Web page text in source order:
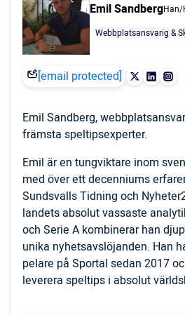
Emil SandbergHan/
Webbplatsansvarig &
[email protected]
Emil Sandberg,
främsta speltipsexperter.
Emil är en tungviktare inom
med över ett decenniums
Sundsvalls Tidning och
landets absolut vassaste
och Serie A kombinerar han
unika nyhetsavslöjanden. Han
pelare på Sportal sedan 2017
leverera speltips i absolut